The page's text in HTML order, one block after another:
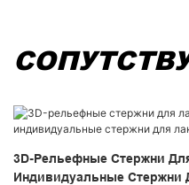
3D-Рельефные Стержни
Индивидуальные Стержни